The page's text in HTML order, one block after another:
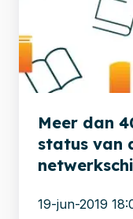
de
status
van
fileshare
netwerkschijf
Meer dan
status van
19-jun-2019